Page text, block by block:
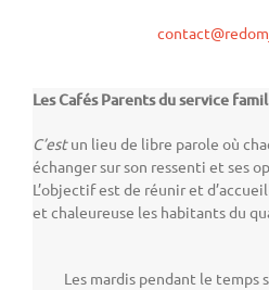
Les Cafés Parents du service
C’estun lieu de libre parole où
échanger sur son ressenti et ses
L’objectif est de réunir et
et chaleureuse les habitants du
Les mardis pendant le temps